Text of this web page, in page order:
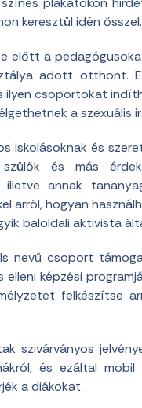
keresztül idén ősszel.
előtt a
adott otthont.
csoportokat
a szexuális
iskolásoknak és
és más
illetve annak
arról, hogyan
baloldali aktivista
nevű csoport
képzési
felkészítse
szivárványos
és ezáltal
a diákokat.